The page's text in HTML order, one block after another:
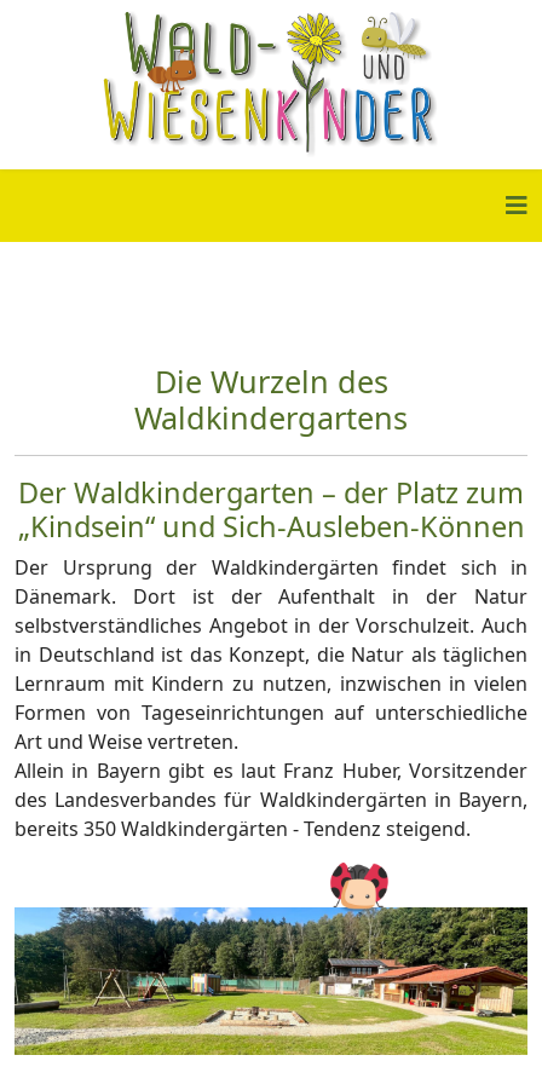
Die Wurzeln des
Waldkindergartens
Der Waldkindergarten – der Platz zum
„Kindsein“ und Sich-Ausleben-Können
Der Ursprung der Waldkindergärten findet sich in
Dänemark. Dort ist der Aufenthalt in der Natur
selbstverständliches Angebot in der Vorschulzeit. Auch
in Deutschland ist das Konzept, die Natur als täglichen
Lernraum mit Kindern zu nutzen, inzwischen in vielen
Formen von Tageseinrichtungen auf unterschiedliche
Art und Weise vertreten.
Allein in Bayern gibt es laut Franz Huber, Vorsitzender
des Landesverbandes für Waldkindergärten in Bayern,
bereits 350 Waldkindergärten - Tendenz steigend.